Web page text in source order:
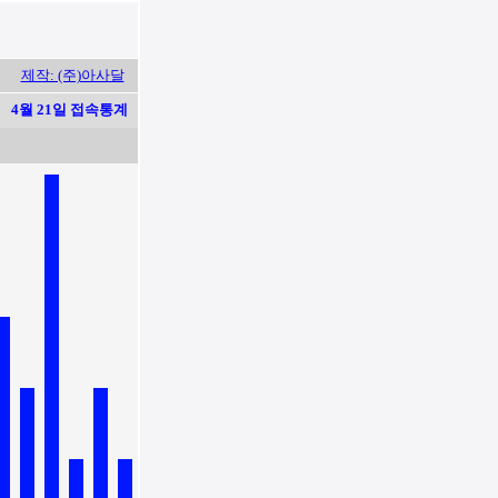
제작: (주)아사달
4월 21일 접속통계